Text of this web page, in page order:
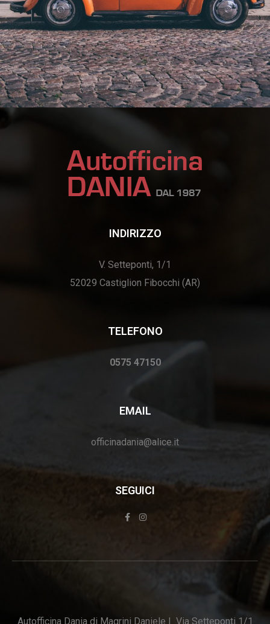
INDIRIZZO
V. Setteponti, 1/1
52029 Castiglion Fibocchi (AR)
TELEFONO
0575 47150
EMAIL
officinadania@alice.it
SEGUICI
Autofficina Dania di Magrini Daniele | Via Setteponti 1/1